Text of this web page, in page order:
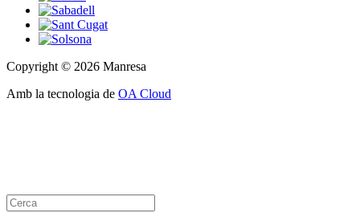
Copyright © 2026 Manresa
Amb la tecnologia de OA Cloud